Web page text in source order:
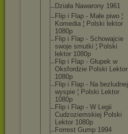
Działa Nawarony 1961
Flip i Flap - Małe piwo ¦
Komedia ¦ Polski lektor
1080p
Flip i Flap - Schowajcie
swoje smutki ¦ Polski
lektor 1080p
Flip i Flap - Głupek w
Oksfordzie Polski Lektor
1080p
Flip i Flap - Na bezludnej
wyspie ¦ Polski Lektor
1080p
Flip i Flap - W Legii
Cudzoziemskiej Polski
Lektor 1080p
Forrest Gump 1994